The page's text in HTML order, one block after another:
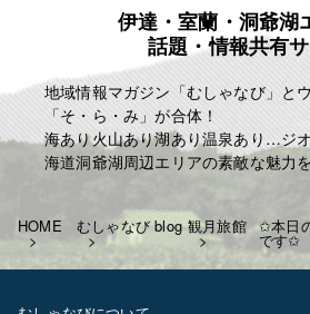
例として
一泊三食 ￥6750 税込
一泊二食 ￥6000 税込
一泊夕食 ￥5300 税込
一泊朝食 ￥4700 税込
となります
よろしくお願いいたします！
✩相部屋の際はお一人につき
します
伊達・室蘭・洞爺湖
話題・情報共有
地域情報マガジン「むしゃなび」と
「そ・ら・み」が合体！
海あり火山あり湖あり温泉あり…ジ
海道洞爺湖周辺エリアの素敵な魅力
HOME むしゃなび blog 観月旅館 ✩本日
です✩